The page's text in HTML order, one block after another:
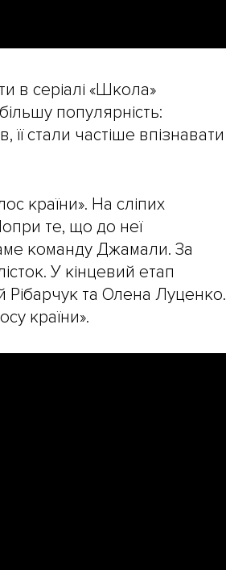
в серіалі «Школа»
популярність:
її стали частіше впізнавати
країни». На сліпих
те, що до неї
команду Джамали. За
У кінцевий етап
Рібарчук та Олена Луценко.
країни».